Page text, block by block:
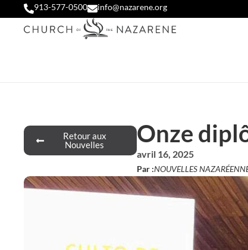
913-577-0500 info@nazarene.org
Retour aux
Nouvelles
Onze
avril 16, 2025
Par :NOUVELLES